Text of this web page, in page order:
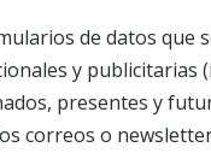
de datos que
y
presentes y
correos o